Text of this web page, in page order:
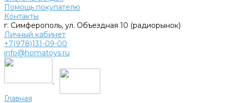
Помощь покупателю
Контакты
г. Симферополь, ул. Объездная 10 (радиорынок)
Личный кабинет
+7(978)131-09-00
info@homatoys.ru
Главная